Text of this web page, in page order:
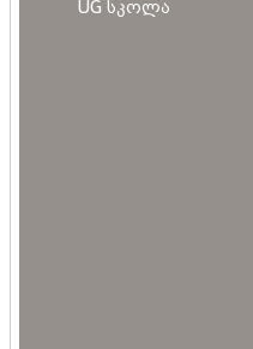
UG სკოლა